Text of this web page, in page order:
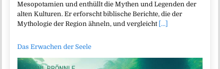
Mesopotamien und enthüllt die Mythen und Legenden der
alten Kulturen. Er erforscht biblische Berichte, die der
Mythologie der Region ähneln, und vergleicht [...]
Das Erwachen der Seele